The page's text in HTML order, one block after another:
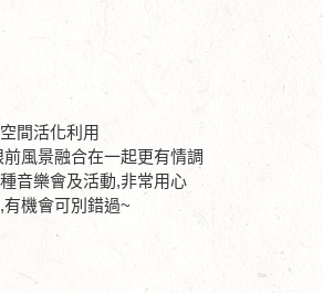
間活化利用
風景融合在一起更有情調
音樂會及活動,非常用心
機會可別錯過~